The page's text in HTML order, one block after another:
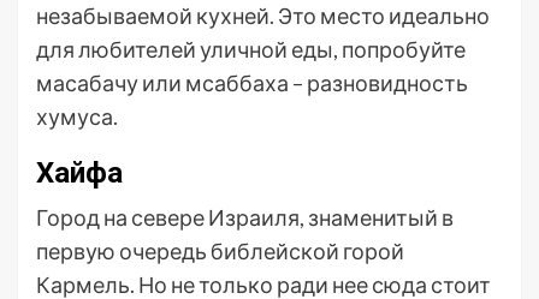
незабываемой кухней. Это место идеально
для любителей уличной еды, попробуйте
масабачу или мсаббаха – разновидность
хумуса.
Хайфа
Город на севере Израиля, знаменитый в
первую очередь библейской горой
Кармель. Но не только ради нее сюда стоит